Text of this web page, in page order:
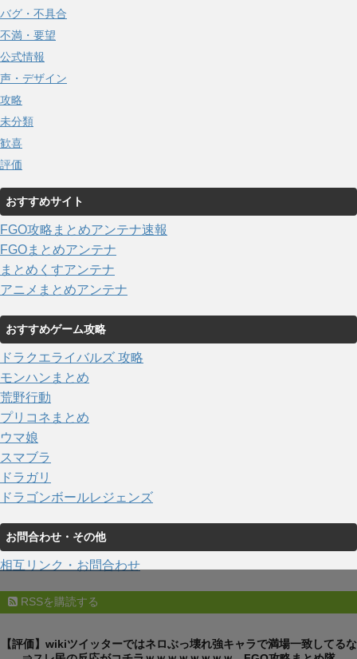
バグ・不具合
不満・要望
公式情報
声・デザイン
攻略
未分類
歓喜
評価
おすすめサイト
FGO攻略まとめアンテナ速報
FGOまとめアンテナ
まとめくすアンテナ
アニメまとめアンテナ
おすすめゲーム攻略
ドラクエライバルズ 攻略
モンハンまとめ
荒野行動
プリコネまとめ
ウマ娘
スマブラ
ドラガリ
ドラゴンボールレジェンズ
お問合わせ・その他
相互リンク・お問合わせ
RSSを購読する
【評価】wikiツイッターではネロぶっ壊れ強キャラで満場一致してるな